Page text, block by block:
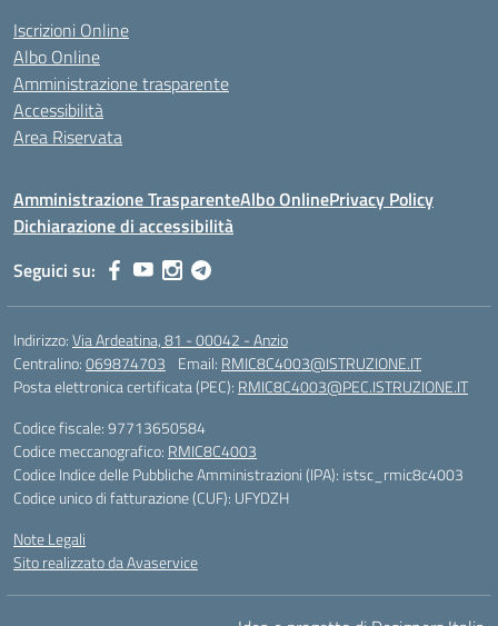
Iscrizioni Online
Albo Online
Amministrazione trasparente
Accessibilità
Area Riservata
Amministrazione TrasparenteAlbo OnlinePrivacy Policy
Dichiarazione di accessibilità
Seguici su:
Indirizzo:Via Ardeatina, 81 - 00042 - Anzio
Centralino:069874703 Email: RMIC8C4003@ISTRUZIONE.IT
Posta elettronica certificata (PEC): RMIC8C4003@PEC.ISTRUZIONE.IT
Codice fiscale: 97713650584
Codice meccanografico: RMIC8C4003
Codice Indice delle Pubbliche Amministrazioni (IPA): istsc_rmic8c4003
Codice unico di fatturazione (CUF): UFYDZH
Note Legali
Sito realizzato da Avaservice